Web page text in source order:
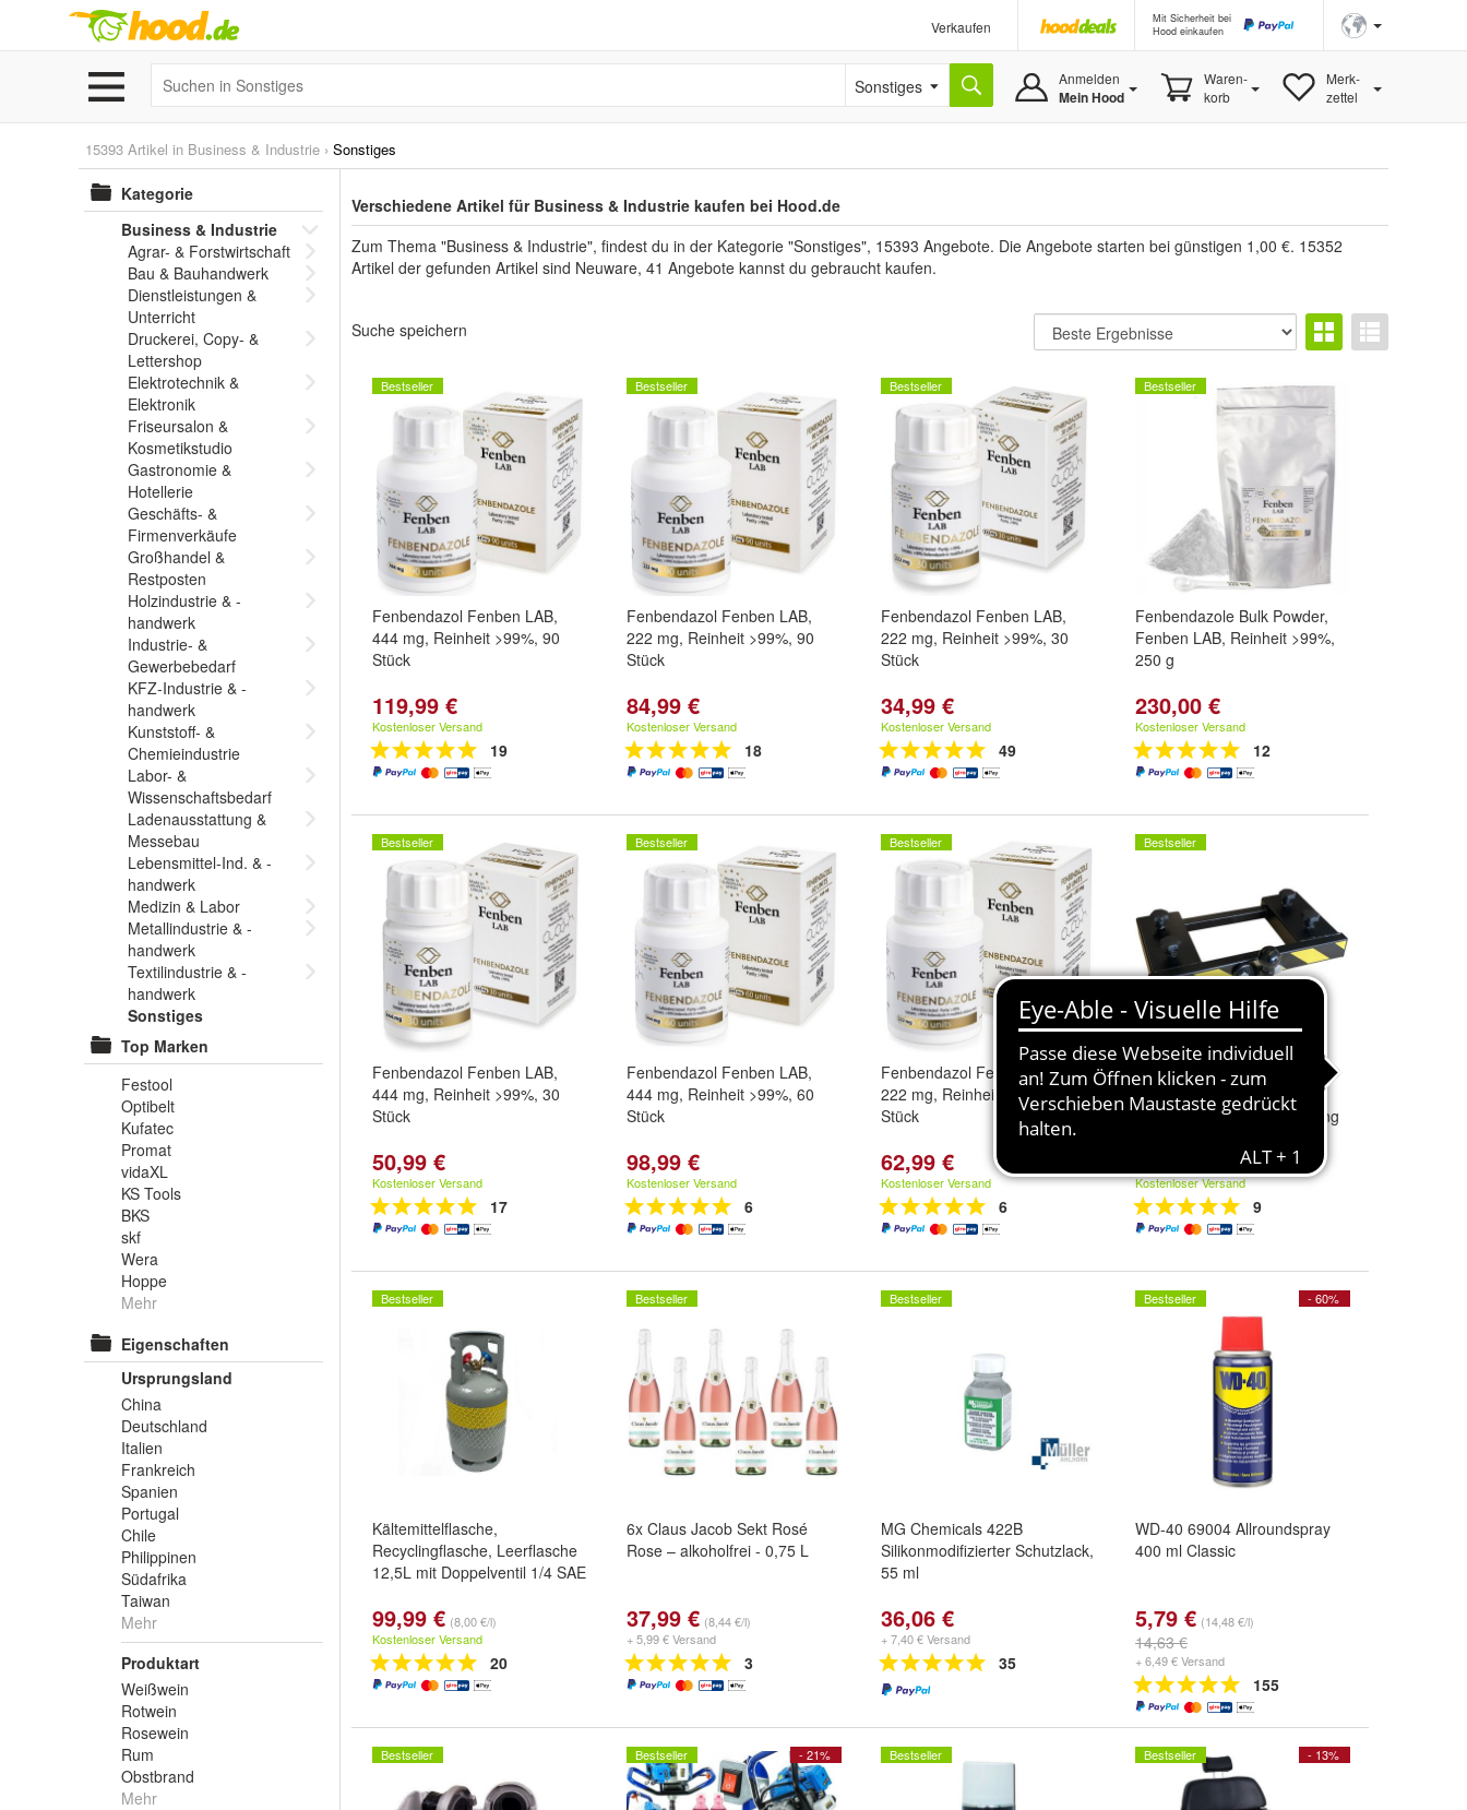
Verkaufen
Mit Sicherheit bei
Hood einkaufen
Sonstiges Anmelden
Mein Hood
Waren-
korb
Merk-
zettel
15393 Artikel in Business & Industrie › Sonstiges
Kategorie
Business & Industrie
Agrar- & Forstwirtschaft
Bau & Bauhandwerk
Dienstleistungen &
Unterricht
Druckerei, Copy- &
Lettershop
Elektrotechnik &
Elektronik
Friseursalon &
Kosmetikstudio
Gastronomie &
Hotellerie
Geschäfts- &
Firmenverkäufe
Großhandel &
Restposten
Holzindustrie & -
handwerk
Industrie- &
Gewerbebedarf
KFZ-Industrie & -
handwerk
Kunststoff- &
Chemieindustrie
Labor- &
Wissenschaftsbedarf
Ladenausstattung &
Messebau
Lebensmittel-Ind. & -
handwerk
Medizin & Labor
Metallindustrie & -
handwerk
Textilindustrie & -
handwerk
Sonstiges
Top Marken
Festool
Optibelt
Kufatec
Promat
vidaXL
KS Tools
BKS
skf
Wera
Hoppe
Mehr
Eigenschaften
Ursprungsland
China
Deutschland
Italien
Frankreich
Spanien
Portugal
Chile
Philippinen
Südafrika
Taiwan
Mehr
Produktart
Weißwein
Rotwein
Rosewein
Rum
Obstbrand
Mehr
Verschiedene Artikel für Business & Industrie kaufen bei Hood.de
Zum Thema "Business & Industrie", findest du in der Kategorie "Sonstiges", 15393 Angebote. Die Angebote starten bei günstigen 1,00 €. 15352
Artikel der gefunden Artikel sind Neuware, 41 Angebote kannst du gebraucht kaufen.
Suche speichern
Bestseller
Fenbendazol Fenben LAB,
444 mg, Reinheit >99%, 90
Stück
119,99 €
Kostenloser Versand
19
Bestseller
Fenbendazol Fenben LAB,
222 mg, Reinheit >99%, 90
Stück
84,99 €
Kostenloser Versand
18
Bestseller
Fenbendazol Fenben LAB,
222 mg, Reinheit >99%, 30
Stück
34,99 €
Kostenloser Versand
49
Bestseller
Fenbendazole Bulk Powder,
Fenben LAB, Reinheit >99%,
250 g
230,00 €
Kostenloser Versand
12
Bestseller
Fenbendazol Fenben LAB,
444 mg, Reinheit >99%, 30
Stück
50,99 €
Kostenloser Versand
17
Bestseller
Fenbendazol Fenben LAB,
444 mg, Reinheit >99%, 60
Stück
98,99 €
Kostenloser Versand
6
Bestseller
Fenbendazol Fenben LAB,
222 mg, Reinheit >99%, 60
Stück
62,99 €
Kostenloser Versand
6
Bestseller
Gabelstapler Rangierhilfe
Doppel Gabel Anhänger
Kugelkopf Anhängerkupplung
Kostenloser Versand
9
Bestseller
Kältemittelflasche,
Recyclingflasche, Leerflasche
12,5L mit Doppelventil 1/4 SAE
99,99 € (8,00 €/l)
Kostenloser Versand
20
Bestseller
6x Claus Jacob Sekt Rosé
Rose – alkoholfrei - 0,75 L
37,99 € (8,44 €/l)
+ 5,99 € Versand
3
Bestseller
MG Chemicals 422B
Silikonmodifizierter Schutzlack,
55 ml
36,06 €
+ 7,40 € Versand
35
- 60%
Bestseller
WD-40 69004 Allroundspray
400 ml Classic
5,79 € (14,48 €/l)
14,63 €
+ 6,49 € Versand
155
Bestseller - 21%
Bestseller Bestseller - 13%
Bestseller